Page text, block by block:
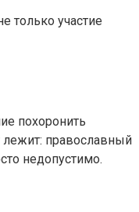
только участие
похоронить
лежит: православный
недопустимо.